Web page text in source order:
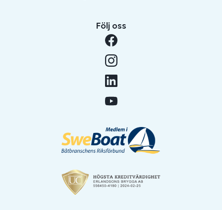
Följ oss